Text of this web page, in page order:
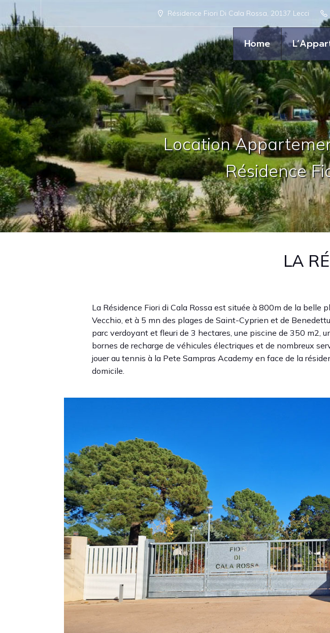
Résidence Fiori Di Cala Rossa, 20137 Lecci
Home
Location
Résidence
LA
La Résidence Fiori di Cala Rossa est située à 800m de la belle
Vecchio, et à 5 mn des plages de Saint-Cyprien et de
parc verdoyant et fleuri de 3 hectares, une piscine de 350 m2,
bornes de recharge de véhicules électriques et de nombreux
jouer au tennis à la Pete Sampras Academy en face de la
domicile.